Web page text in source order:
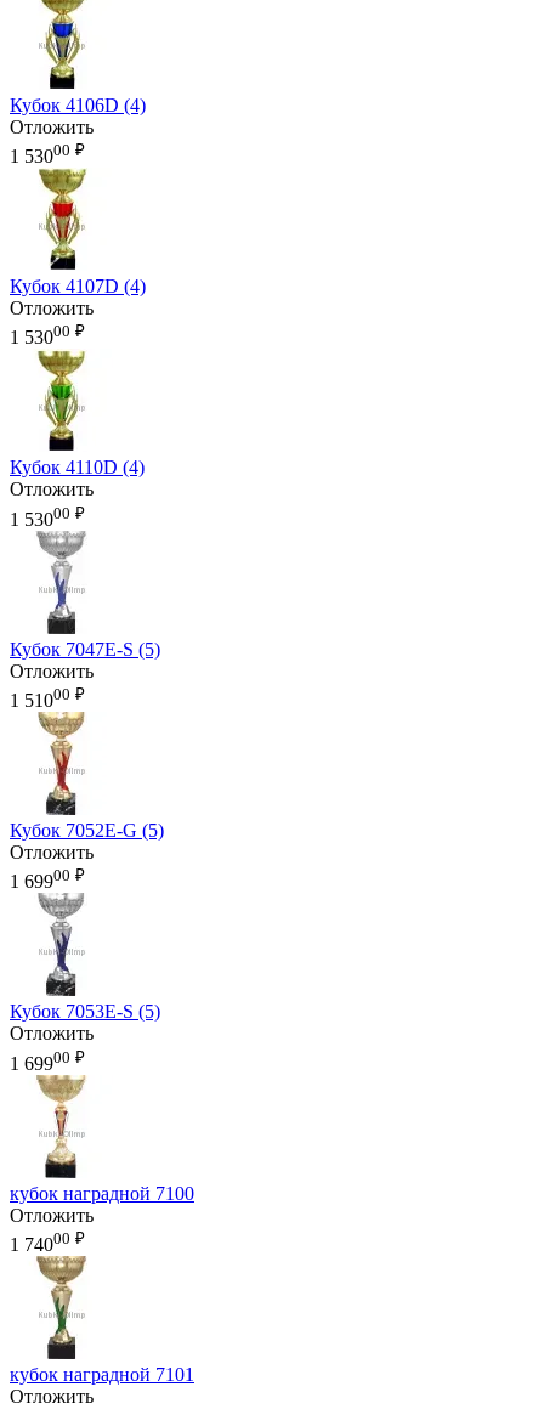
Кубок 4106D (4)
Отложить
1 53000 ₽
Кубок 4107D (4)
Отложить
1 53000 ₽
Кубок 4110D (4)
Отложить
1 53000 ₽
Кубок 7047E-S (5)
Отложить
1 51000 ₽
Кубок 7052E-G (5)
Отложить
1 69900 ₽
Кубок 7053E-S (5)
Отложить
1 69900 ₽
кубок наградной 7100
Отложить
1 74000 ₽
кубок наградной 7101
Отложить